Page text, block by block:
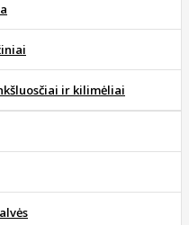
ir kilimėliai